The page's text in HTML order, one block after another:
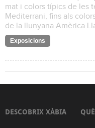
mat i colors típics de les
Mediterrani, fins als
de la llunyana Amèrica
Exposicions
DESCOBRIX XÀBIA